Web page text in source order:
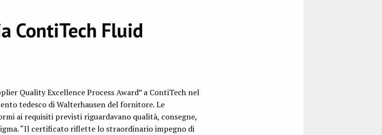
ContiTech Fluid
Quality Excellence Process Award” a ContiTech nel
tedesco di Walterhausen del fornitore. Le
ai requisiti previsti riguardavano qualità, consegne,
“Il certificato riflette lo straordinario impegno di